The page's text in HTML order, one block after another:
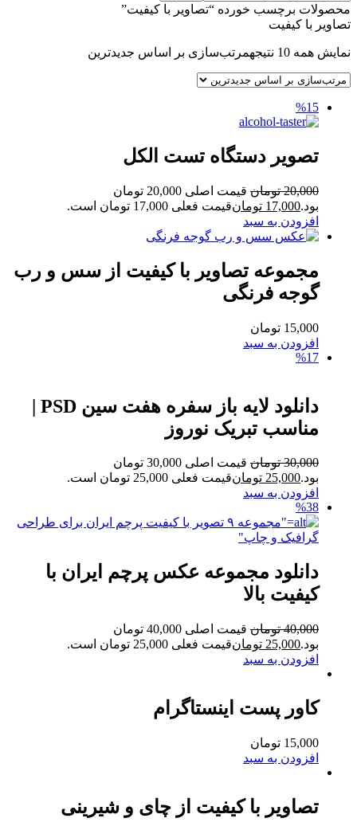
محصولات برچسب خورده “تصاویر با کیفیت”
تصاویر با کیفیت
نمایش همه 10 نتیجه مرتب‌سازی بر اساس جدیدترین
%15
تصویر دستگاه تست الکل
20,000 تومان
قیمت اصلی 20,000 تومان
بود.17,000 تومانقیمت فعلی 17,000 تومان است.
افزودن به سبد
مجموعه تصاویر با کیفیت از سس و رب
گوجه فرنگی
15,000 تومان
افزودن به سبد
%17
دانلود لایه باز سفره هفت سین PSD |
مناسب تبریک نوروز
30,000 تومان
قیمت اصلی 30,000 تومان
بود.25,000 تومانقیمت فعلی 25,000 تومان است.
افزودن به سبد
%38
دانلود مجموعه عکس پرچم ایران با
کیفیت بالا
40,000 تومان
قیمت اصلی 40,000 تومان
بود.25,000 تومانقیمت فعلی 25,000 تومان است.
افزودن به سبد
کاور پست اینستاگرام
15,000 تومان
افزودن به سبد
تصاویر با کیفیت از چای و شیرینی